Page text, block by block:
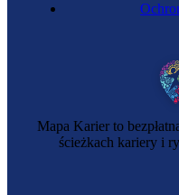
Mapa Karier to
ścieżkach kariery i